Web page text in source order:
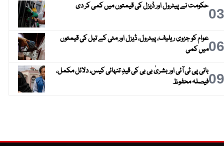
03حکومت نے پیٹرول اور ڈیزل کی قیمتوں میں کمی کر دی
06عوام کو جزوی ریلیف، پیٹرول، ڈیزل اور مٹی کے تیل کی قیمتوں
میں کمی
09بانی پی ٹی آئی اور بشریٰ بی بی کی قیدِ تنہائی کیس، دلائل مکمل،
فیصلہ محفوظ